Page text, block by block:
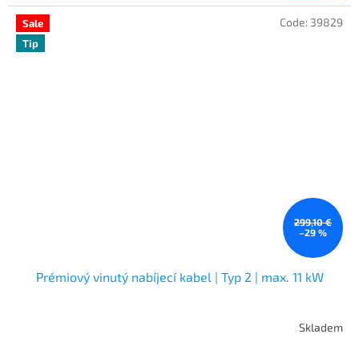
Sale
Tip
299,10 €
–29 %
Prémiový vinutý nabíjecí kabel | Typ 2 | max. 11 kW
Skladem
Code: 39829